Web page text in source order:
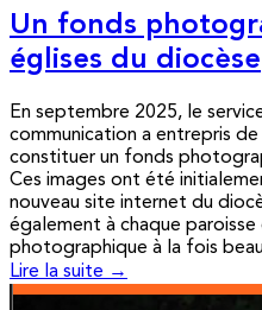
Un fonds
églises du diocèse
En septembre 2025, le
communication a entrepris
constituer un fonds
Ces images ont été
nouveau site internet du
également à chaque paroisse
photographique à la fois
Lire la suite →